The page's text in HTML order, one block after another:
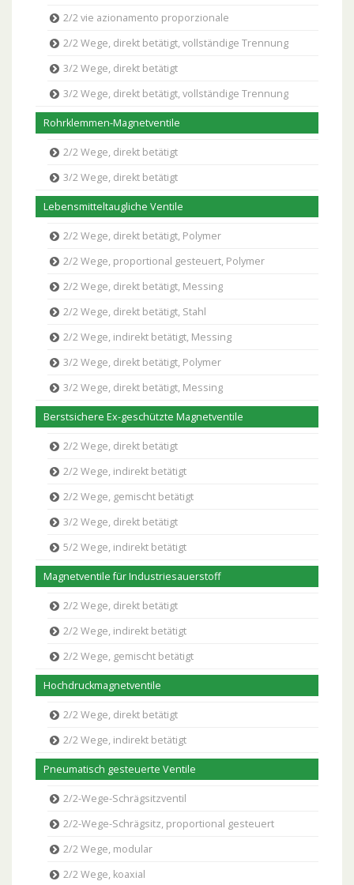
2/2 vie azionamento proporzionale
2/2 Wege, direkt betätigt, vollständige Trennung
3/2 Wege, direkt betätigt
3/2 Wege, direkt betätigt, vollständige Trennung
Rohrklemmen-Magnetventile
2/2 Wege, direkt betätigt
3/2 Wege, direkt betätigt
Lebensmitteltaugliche Ventile
2/2 Wege, direkt betätigt, Polymer
2/2 Wege, proportional gesteuert, Polymer
2/2 Wege, direkt betätigt, Messing
2/2 Wege, direkt betätigt, Stahl
2/2 Wege, indirekt betätigt, Messing
3/2 Wege, direkt betätigt, Polymer
3/2 Wege, direkt betätigt, Messing
Berstsichere Ex-geschützte Magnetventile
2/2 Wege, direkt betätigt
2/2 Wege, indirekt betätigt
2/2 Wege, gemischt betätigt
3/2 Wege, direkt betätigt
5/2 Wege, indirekt betätigt
Magnetventile für Industriesauerstoff
2/2 Wege, direkt betätigt
2/2 Wege, indirekt betätigt
2/2 Wege, gemischt betätigt
Hochdruckmagnetventile
2/2 Wege, direkt betätigt
2/2 Wege, indirekt betätigt
Pneumatisch gesteuerte Ventile
2/2-Wege-Schrägsitzventil
2/2-Wege-Schrägsitz, proportional gesteuert
2/2 Wege, modular
2/2 Wege, koaxial